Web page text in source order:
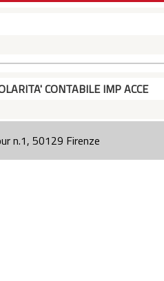
CONTABILE IMP ACCE
n.1, 50129 Firenze